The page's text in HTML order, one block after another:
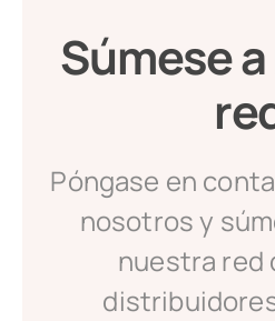
Súmese
Póngase en
nosotros y
nuestra red